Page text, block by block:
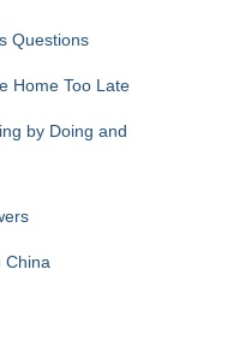
Questions
Home Too Late
by Doing and
China